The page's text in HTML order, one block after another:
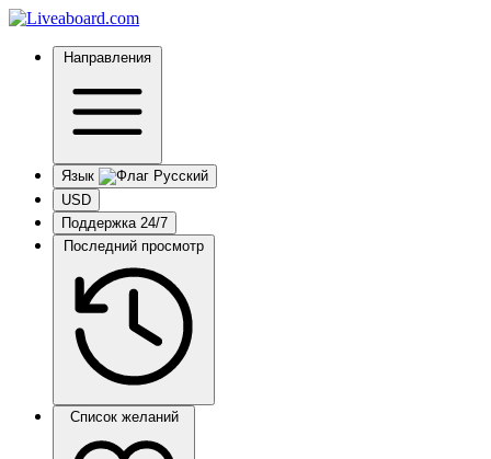
Направления
Язык
USD
Поддержка 24/7
Последний просмотр
Список желаний